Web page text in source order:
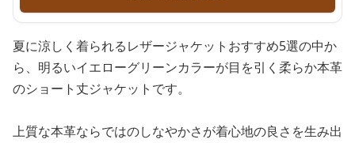
夏に涼しく着られるレザージャケットおすすめ5選の中か
ら、明るいイエローグリーンカラーが目を引く柔らか本革
のショート丈ジャケットです。
上質な本革ならではのしなやかさが着心地の良さを生み出